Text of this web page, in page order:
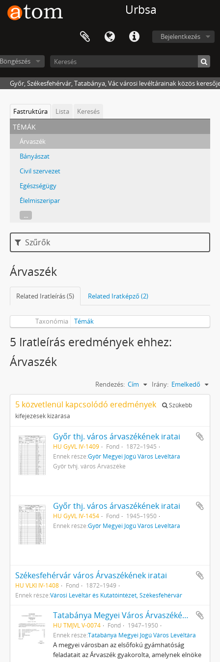
Urbsa
Bejelentkezés
Győr, Székesfehérvár, Tatabánya, Vác városi levéltárainak közös
Fastruktúra Lista Keresés
témák
Árvaszék
Bányászat
Civil szervezet
Egészségügy
Élelmiszeripar
...
Szűrők
Árvaszék
Related Iratleírás (5) Related Iratképző (2)
Taxonómia Témák
5 Iratleírás eredmények ehhez:
Árvaszék
Rendezés: Cím Irány: Emelkedő
5 közvetlenül kapcsolódó eredmények
Szűkebb
kifejezések kizárása
Győr thj. város árvaszékének iratai
HU GyVL IV-1409 Fond
1872–1945
Ennek része:Győr Megyei Jogú Város Levéltára
Győr tvhj. város Árvaszéke
Győr thj. város árvaszékének iratai
HU GyVL IV-1454 Fond
1945–1950
Ennek része:Győr Megyei Jogú Város Levéltára
Székesfehérvár város Árvaszékének iratai
HU VLKI IV-1408 Fond
1872–1949
Ennek része:Városi Levéltár és Kutatóintézet, Székesfehérvár
Tatabánya Megyei Város Árvaszékének iratai
HU TMJVL V-0074 Fond
1947–1950
Ennek része:Tatabánya Megyei Jogú Város Levéltára
A megyei városban az elsőfokú gyámhatóság
feladatait az Árvaszék gyakorolta, amelynek elnöke